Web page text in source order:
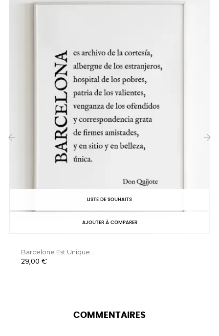
LISTE DE SOUHAITS
AJOUTER À COMPARER
Barcelone Est Unique...
Prix
29,00 €
COMMENTAIRES